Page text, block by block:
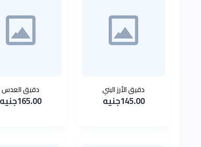
دقيق الأرز البني
145.00جنيه
دقيق العدس
165.00جنيه